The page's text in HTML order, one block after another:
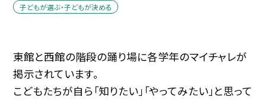
子どもが選ぶ・子どもが決める
東館と西館の階段の踊り場に各学年のマイチャレが
掲示されています。
こどもたちが自ら「知りたい」「やってみたい」と思って